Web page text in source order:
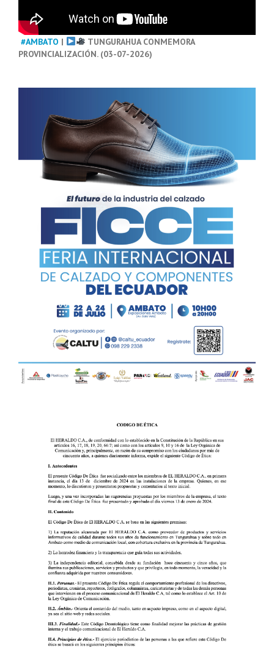
#AMBATO |
TUNGURAHUA CONMEMORA
PROVINCIALIZACIÓN. (03-07-2026)